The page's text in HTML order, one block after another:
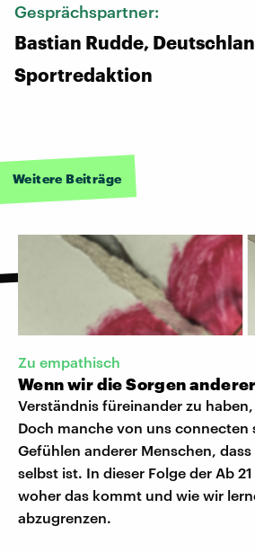
Gesprächspartner:
Bastian Rudde,
Sportredaktion
Weitere Beiträge
Zu empathisch
Wenn wir die Sorgen
Verständnis füreinander zu
Doch manche von uns connecten
Gefühlen anderer Menschen,
selbst ist. In dieser Folge der Ab
woher das kommt und wie wir
abzugrenzen.